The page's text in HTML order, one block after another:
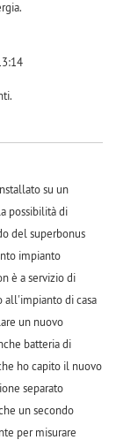
su un
possibilità di
del superbonus
impianto
è a servizio di
all'impianto di casa
un nuovo
batteria di
ho capito il nuovo
separato
un secondo
per misurare